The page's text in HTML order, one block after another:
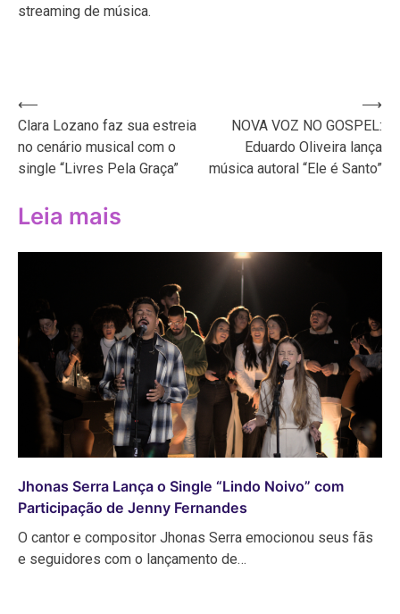
streaming de música.
Navegação
de
Post
⟵
Clara Lozano faz sua estreia
no cenário musical com o
single “Livres Pela Graça”
NOVA VOZ NO GOSPEL:
Eduardo Oliveira lança
música autoral “Ele é Santo”
⟶
Leia mais
Jhonas Serra Lança o Single “Lindo Noivo” com
Participação de Jenny Fernandes
O cantor e compositor Jhonas Serra emocionou seus fãs
e seguidores com o lançamento de…